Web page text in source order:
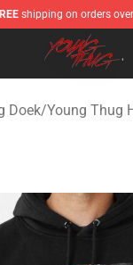
shipping on orders
Shop - Official
Doek/Young Thug